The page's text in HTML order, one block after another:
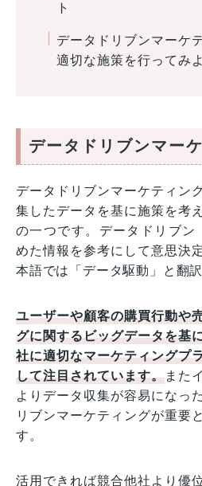
ト
データドリブンマーケ
適切な施策を行ってみ
データドリブンマー
データドリブンマーケティン
集したデータを基に施策を考
の一つです。データドリブ
めた情報を参考にして意思決
本語では「データ駆動」と翻訳
ユーザーや顧客の購買行動や
グに関するビッグデータを基
社に適切なマーケティングプ
して注目されています。また
よりデータ収集が容易になっ
リブンマーケティングが重要
す。
活用できれば競合他社より優